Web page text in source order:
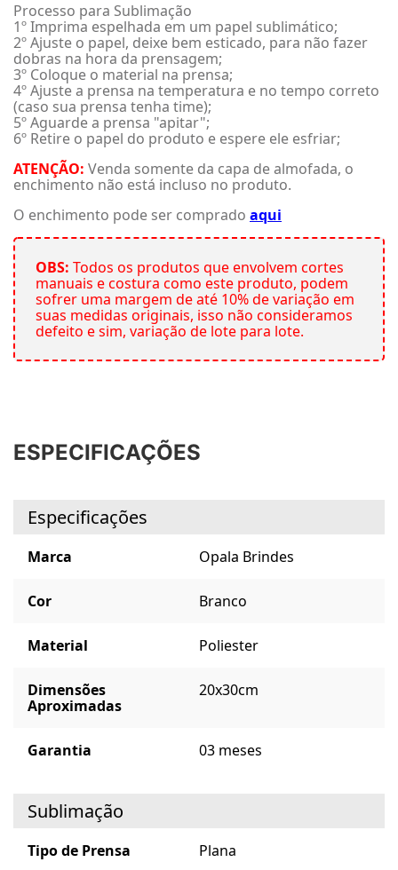
Processo para Sublimação
1º Imprima espelhada em um papel sublimático;
2º Ajuste o papel, deixe bem esticado, para não fazer
dobras na hora da prensagem;
3º Coloque o material na prensa;
4º Ajuste a prensa na temperatura e no tempo correto
(caso sua prensa tenha time);
5º Aguarde a prensa "apitar";
6º Retire o papel do produto e espere ele esfriar;
ATENÇÃO: Venda somente da capa de almofada, o
enchimento não está incluso no produto.
O enchimento pode ser comprado aqui
OBS: Todos os produtos que envolvem cortes
manuais e costura como este produto, podem
sofrer uma margem de até 10% de variação em
suas medidas originais, isso não consideramos
defeito e sim, variação de lote para lote.
ESPECIFICAÇÕES
Especificações
Marca Opala Brindes
Cor Branco
Material Poliester
Dimensões
Aproximadas
20x30cm
Garantia 03 meses
Sublimação
Tipo de Prensa Plana